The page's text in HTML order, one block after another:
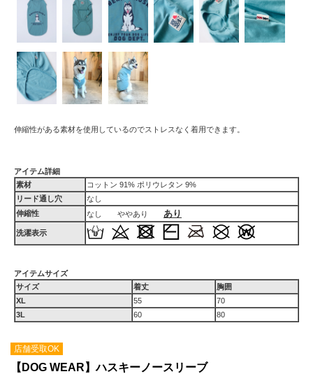
伸縮性がある素材を使用しているのでストレスなく着用できます。
アイテム詳細
素材
コットン 91% ポリウレタン 9%
リード通し穴
なし
伸縮性
なし ややあり あり
洗濯表示
アイテムサイズ
サイズ
着丈
胸囲
XL
55
70
3L
60 80
店舗受取OK
【DOG WEAR】ハスキーノースリーブ